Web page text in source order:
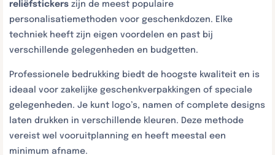
reliëfstickers zijn de meest populaire
personalisatiemethoden voor geschenkdozen. Elke
techniek heeft zijn eigen voordelen en past bij
verschillende gelegenheden en budgetten.
Professionele bedrukking biedt de hoogste kwaliteit en is
ideaal voor zakelijke geschenkverpakkingen of speciale
gelegenheden. Je kunt logo’s, namen of complete designs
laten drukken in verschillende kleuren. Deze methode
vereist wel vooruitplanning en heeft meestal een
minimum afname.